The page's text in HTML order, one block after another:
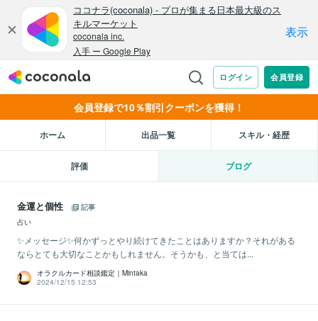
会員登録で10％割引クーポンを獲得！
ホーム 出品一覧 スキル・経歴
評価 ブログ
金運と個性
記事
占い
✨メッセージ✨何かずっとやり続けてきたことはありますか？それがある
ならとても大切なことかもしれません。そうかも、と当ては...
オラクルカード相談鑑定｜Mintaka
2024/12/15 12:53